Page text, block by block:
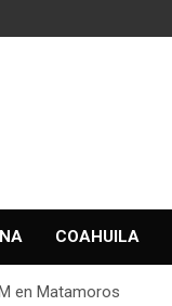
COAHUILA
en Matamoros